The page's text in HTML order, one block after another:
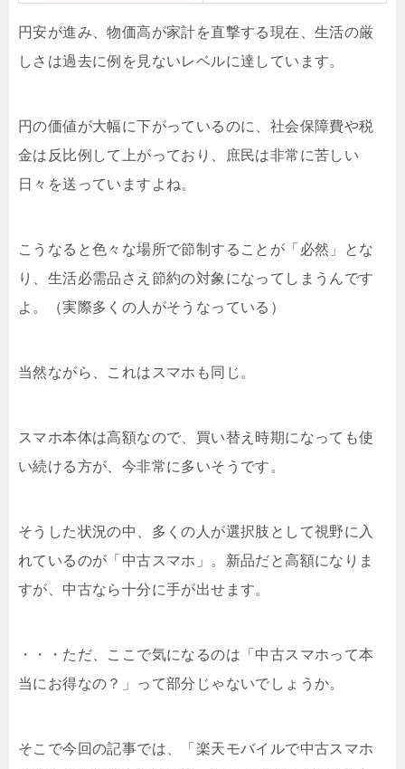
円安が進み、物価高が家計を直撃する現在、生活の厳
しさは過去に例を見ないレベルに達しています。
円の価値が大幅に下がっているのに、社会保障費や税
金は反比例して上がっており、庶民は非常に苦しい
日々を送っていますよね。
こうなると色々な場所で節制することが「必然」とな
り、生活必需品さえ節約の対象になってしまうんです
よ。（実際多くの人がそうなっている）
当然ながら、これはスマホも同じ。
スマホ本体は高額なので、買い替え時期になっても使
い続ける方が、今非常に多いそうです。
そうした状況の中、多くの人が選択肢として視野に入
れているのが「中古スマホ」。新品だと高額になりま
すが、中古なら十分に手が出せます。
・・・ただ、ここで気になるのは「中古スマホって本
当にお得なの？」って部分じゃないでしょうか。
そこで今回の記事では、「楽天モバイルで中古スマホ